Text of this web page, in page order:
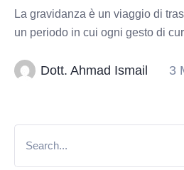
La gravidanza è un viaggio di
un periodo in cui ogni gesto di
Dott. Ahmad Ismail 3